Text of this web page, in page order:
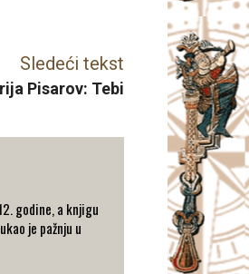
Sledeći tekst
Pisarov: Tebi
godine, a knjigu
je pažnju u